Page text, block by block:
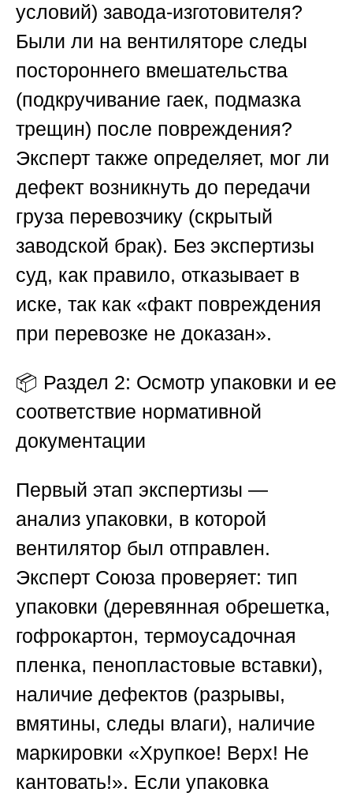
условий) завода-изготовителя?
Были ли на вентиляторе следы
постороннего вмешательства
(подкручивание гаек, подмазка
трещин) после повреждения?
Эксперт также определяет, мог ли
дефект возникнуть до передачи
груза перевозчику (скрытый
заводской брак). Без экспертизы
суд, как правило, отказывает в
иске, так как «факт повреждения
при перевозке не доказан».
📦 Раздел 2: Осмотр упаковки и ее
соответствие нормативной
документации
Первый этап экспертизы —
анализ упаковки, в которой
вентилятор был отправлен.
Эксперт Союза проверяет: тип
упаковки (деревянная обрешетка,
гофрокартон, термоусадочная
пленка, пенопластовые вставки),
наличие дефектов (разрывы,
вмятины, следы влаги), наличие
маркировки «Хрупкое! Верх! Не
кантовать!». Если упаковка